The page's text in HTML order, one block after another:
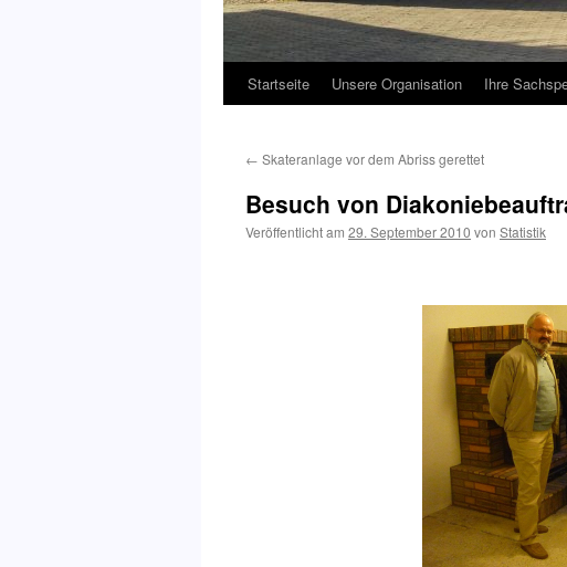
Startseite Unsere Organisation Ihre
← Skateranlage vor dem Abriss gerettet
Besuch von
Veröffentlicht am 29. September 2010 von Statistik